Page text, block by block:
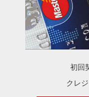
初回
クレ